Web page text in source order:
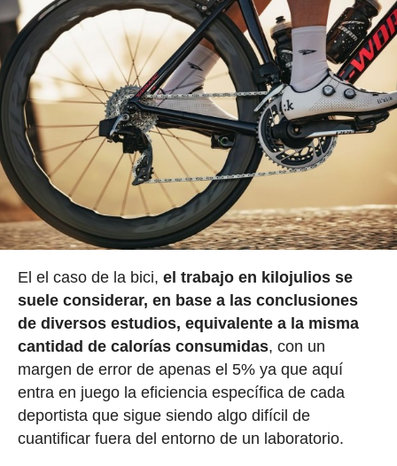
El el caso de la bici, el trabajo en kilojulios se
suele considerar, en base a las conclusiones
de diversos estudios, equivalente a la misma
cantidad de calorías consumidas, con un
margen de error de apenas el 5% ya que aquí
entra en juego la eficiencia específica de cada
deportista que sigue siendo algo difícil de
cuantificar fuera del entorno de un laboratorio.